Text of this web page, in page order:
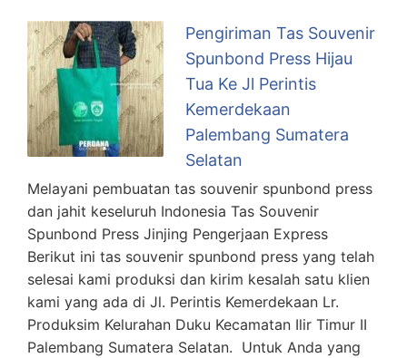
Pengiriman Tas Souvenir
Spunbond Press Hijau
Tua Ke Jl Perintis
Kemerdekaan
Palembang Sumatera
Selatan
Melayani pembuatan tas souvenir spunbond press
dan jahit keseluruh Indonesia Tas Souvenir
Spunbond Press Jinjing Pengerjaan Express
Berikut ini tas souvenir spunbond press yang telah
selesai kami produksi dan kirim kesalah satu klien
kami yang ada di Jl. Perintis Kemerdekaan Lr.
Produksim Kelurahan Duku Kecamatan Ilir Timur II
Palembang Sumatera Selatan. Untuk Anda yang